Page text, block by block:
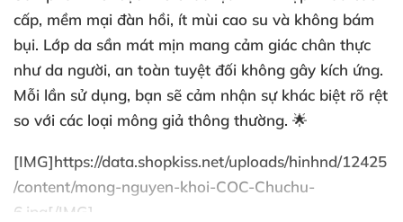
cấp, mềm mại đàn hồi, ít mùi cao su và không bám
bụi. Lớp da sần mát mịn mang cảm giác chân thực
như da người, an toàn tuyệt đối không gây kích ứng.
Mỗi lần sử dụng, bạn sẽ cảm nhận sự khác biệt rõ rệt
so với các loại mông giả thông thường. 🌟
[IMG]https://data.shopkiss.net/uploads/hinhnd/12425
/content/mong-nguyen-khoi-COC-Chuchu-
6.jpg[/IMG]